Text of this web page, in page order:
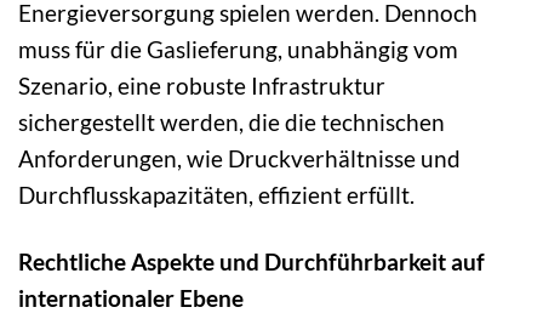
Energieversorgung spielen werden. Dennoch
muss für die Gaslieferung, unabhängig vom
Szenario, eine robuste Infrastruktur
sichergestellt werden, die die technischen
Anforderungen, wie Druckverhältnisse und
Durchflusskapazitäten, effizient erfüllt.
Rechtliche Aspekte und Durchführbarkeit auf
internationaler Ebene